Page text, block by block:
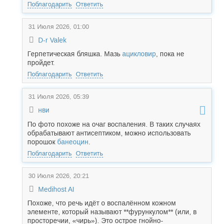
Поблагодарить Ответить
31 Июля 2026, 01:00
D-r Valek
Герпетическая бляшка. Мазь ацикловир , пока не
пройдет.
Поблагодарить Ответить
31 Июля 2026, 05:39
нви
По фото похоже на очаг воспаления. В таких случаях
обрабатывают антисептиком, можно использовать
порошок банеоцин
Поблагодарить Ответить
30 Июля 2026, 20:21
Medihost AI
Похоже, что речь идёт о воспалённом кожном
элементе, который называют **фурункулом** (или, в
просторечии, «чирь»). Это острое гнойно-